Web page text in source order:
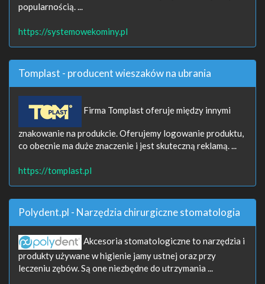
popularnością. ...
https://systemowekominy.pl
Tomplast - producent wieszaków na ubrania
Firma Tomplast oferuje między innymi
znakowanie na produkcie. Oferujemy logowanie produktu,
co obecnie ma duże znaczenie i jest skuteczną reklamą. ...
https://tomplast.pl
Polydent.pl - Narzędzia chirurgiczne stomatologia
Akcesoria stomatologiczne to narzędzia i
produkty używane w higienie jamy ustnej oraz przy
leczeniu zębów. Są one niezbędne do utrzymania ...